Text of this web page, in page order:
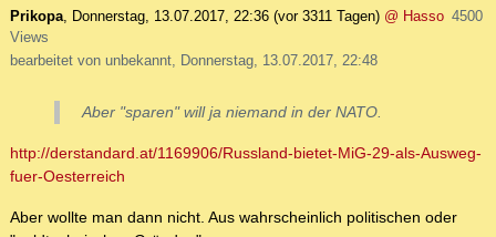
Prikopa, Donnerstag, 13.07.2017, 22:36 (vor 3311 Tagen) @ Hasso 4500
Views
bearbeitet von unbekannt, Donnerstag, 13.07.2017, 22:48
Aber "sparen" will ja niemand in der NATO.
http://derstandard.at/1169906/Russland-bietet-MiG-29-als-Ausweg-
fuer-Oesterreich
Aber wollte man dann nicht. Aus wahrscheinlich politischen oder